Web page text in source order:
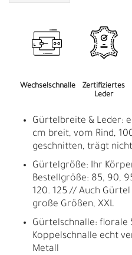
Wechselschnalle
Zertifiziertes
Leder
Gürtelbreite & Leder:
cm breit, vom Rind,
geschnitten, trägt
Gürtelgröße: Ihr
Bestellgröße: 85, 90,
120. 125 // Auch
große Größen, XXL
Gürtelschnalle: florale
Koppelschnalle echt
Metall